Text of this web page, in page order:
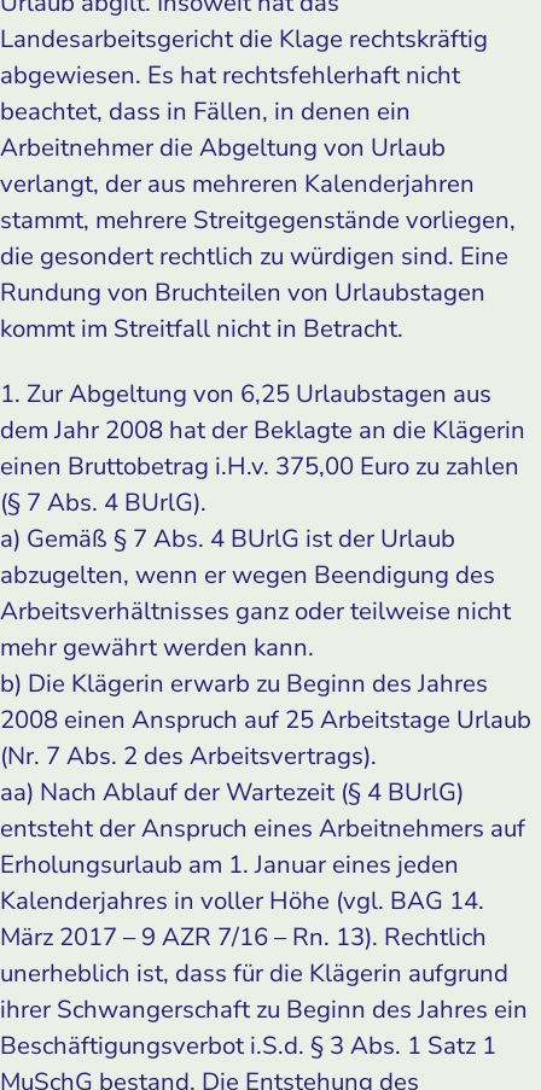
Landesarbeitsgericht die Klage rechtskräftig
abgewiesen. Es hat rechtsfehlerhaft nicht
beachtet, dass in Fällen, in denen ein
Arbeitnehmer die Abgeltung von Urlaub
verlangt, der aus mehreren Kalenderjahren
stammt, mehrere Streitgegenstände vorliegen,
die gesondert rechtlich zu würdigen sind. Eine
Rundung von Bruchteilen von Urlaubstagen
kommt im Streitfall nicht in Betracht.
1. Zur Abgeltung von 6,25 Urlaubstagen aus
dem Jahr 2008 hat der Beklagte an die Klägerin
einen Bruttobetrag i.H.v. 375,00 Euro zu zahlen
(§ 7 Abs. 4 BUrlG).
a) Gemäß § 7 Abs. 4 BUrlG ist der Urlaub
abzugelten, wenn er wegen Beendigung des
Arbeitsverhältnisses ganz oder teilweise nicht
mehr gewährt werden kann.
b) Die Klägerin erwarb zu Beginn des Jahres
2008 einen Anspruch auf 25 Arbeitstage Urlaub
(Nr. 7 Abs. 2 des Arbeitsvertrags).
aa) Nach Ablauf der Wartezeit (§ 4 BUrlG)
entsteht der Anspruch eines Arbeitnehmers auf
Erholungsurlaub am 1. Januar eines jeden
Kalenderjahres in voller Höhe (vgl. BAG 14.
März 2017 – 9 AZR 7/16 – Rn. 13). Rechtlich
unerheblich ist, dass für die Klägerin aufgrund
ihrer Schwangerschaft zu Beginn des Jahres ein
Beschäftigungsverbot i.S.d. § 3 Abs. 1 Satz 1
MuSchG bestand. Die Entstehung des